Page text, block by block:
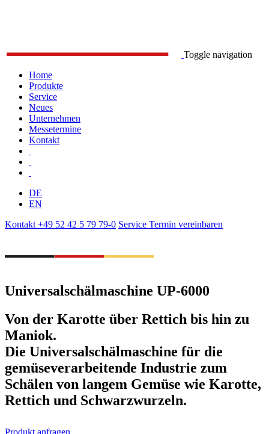
Toggle navigation
Home
Produkte
Service
Neues
Unternehmen
Messetermine
Kontakt
DE
EN
Kontakt +49 52 42 5 79 79-0 Service Termin vereinbaren
Universalschälmaschine UP-6000
Von der Karotte über Rettich bis hin zu
Maniok.
Die Universalschälmaschine für die
gemüseverarbeitende Industrie zum
Schälen von langem Gemüse wie Karotte,
Rettich und Schwarzwurzeln.
Produkt anfragen